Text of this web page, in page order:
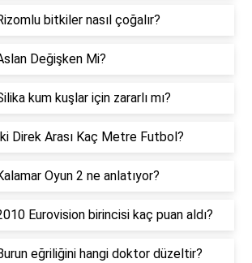
bitkiler nasıl çoğalır?
Değişken Mi?
kum kuşlar için zararlı mı?
İki Direk Arası Kaç Metre Futbol?
Oyun 2 ne anlatıyor?
Eurovision birincisi kaç puan aldı?
eğriliğini hangi doktor düzeltir?